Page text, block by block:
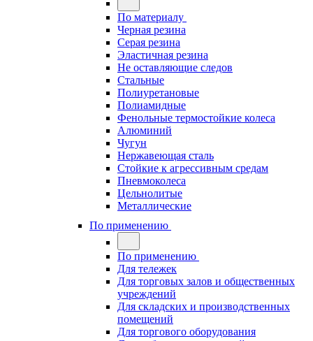
По материалу
Черная резина
Серая резина
Эластичная резина
Не оставляющие следов
Стальные
Полиуретановые
Полиамидные
Фенольные термостойкие колеса
Алюминий
Чугун
Нержавеющая сталь
Стойкие к агрессивным средам
Пневмоколеса
Цельнолитые
Металлические
По применению
По применению
Для тележек
Для торговых залов и общественных
учреждений
Для складских и производственных
помещений
Для торгового оборудования